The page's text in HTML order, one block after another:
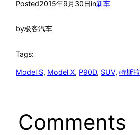
Posted2015年9月30日in新车
by极客汽车
Tags:
Model S, Model X, P90D, SUV, 特斯拉
Comments